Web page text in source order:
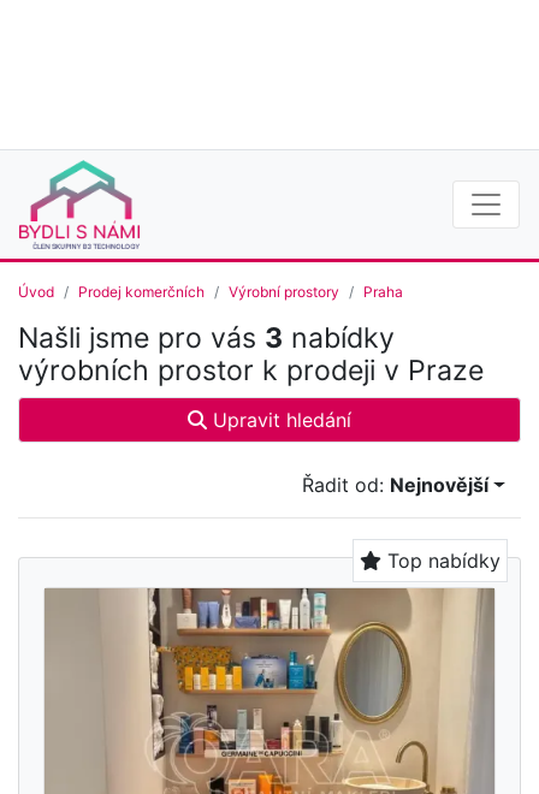
Úvod Prodej komerčních Výrobní prostory Praha
Našli jsme pro vás 3 nabídky
výrobních prostor k prodeji v Praze
Upravit hledání
Řadit od: Nejnovější
Top nabídky